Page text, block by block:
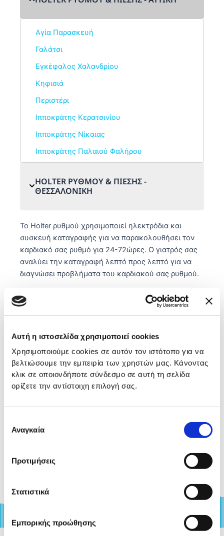
Αυτή η ιστοσελίδα χρησιμοποιεί cookies
Χρησιμοποιούμε cookies σε αυτόν τον ιστότοπο για να
βελτιώσουμε την εμπειρία των χρηστών μας. Κάνοντας
κλικ σε οποιονδήποτε σύνδεσμο σε αυτή τη σελίδα
ορίζετε την αντίστοιχη επιλογή σας.
συγκατάθεσης
Αναγκαία
Προτιμήσεις
Στατιστικά
Εμπορικής προώθησης
Αγία Παρασκευή
Γαλάτσι
Εγκέφαλος Χαλανδρίου
Κηφισιά
Περιστέρι
Ιπποκράτης Κερατσινίου
Ιπποκράτης Νίκαιας
Ιπποκράτης Παλαιού Φαλήρου
HOLTER ΡΥΘΜΟΥ & ΠΙΕΣΗΣ -
ΘΕΣΣΑΛΟΝΙΚΗ
Αλεξάνδρειο
Λευκός Πύργος
Πύλη Αξιού
Το Holter ρυθμού χρησιμοποιεί ηλεκτρόδια και
συσκευή καταγραφής για να παρακολουθήσει τον
καρδιακό σας ρυθμό για 24-72ώρες. Ο γιατρός σας
αναλύει την καταγραφή λεπτό προς λεπτό για να
διαγνώσει προβλήματα του καρδιακού σας ρυθμού.
Το Holter πίεσης χρησιμοποιεί περιβραχιόνιο και
συσκευή καταγραφής για να παρακολουθήσει την
αναλύει την καταγραφή για να διαπιστώσει
διαταραχές στην αρτηριακή σας πίεση, να
καθοδηγήσει τη θεραπεία και να διακρίνει μεταξύ
πρωτοπαθών και δευτεροπαθών αιτίων υπέρτασης.